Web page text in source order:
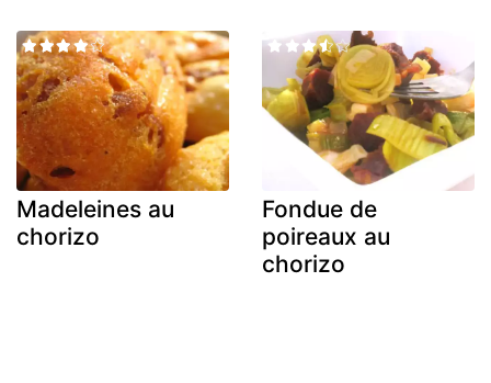
Madeleines au
chorizo
Fondue de
poireaux au
chorizo